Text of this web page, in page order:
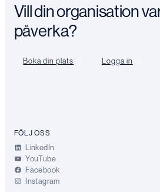
Vill din organisation
påverka?
Boka din plats Logga in
FÖLJ OSS
LinkedIn
YouTube
Facebook
Instagram